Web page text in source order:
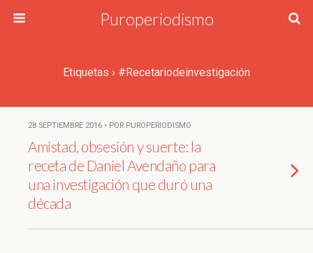
Puroperiodismo
Etiquetas › #Recetariodeinvestigación
28 SEPTIEMBRE 2016 • POR PUROPERIODISMO
Amistad, obsesión y suerte: la
receta de Daniel Avendaño para
una investigación que duró una
década